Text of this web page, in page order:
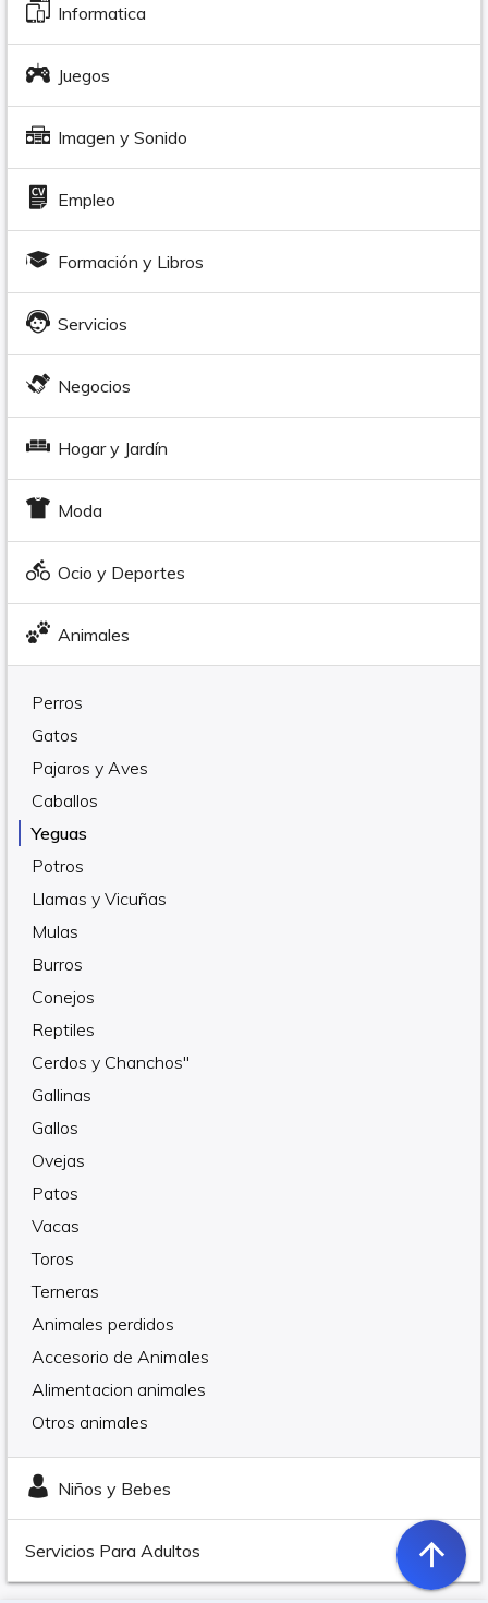
Informatica
Juegos
Imagen y Sonido
Empleo
Formación y Libros
Servicios
Negocios
Hogar y Jardín
Moda
Ocio y Deportes
Animales
Perros
Gatos
Pajaros y Aves
Caballos
Yeguas
Potros
Llamas y Vicuñas
Mulas
Burros
Conejos
Reptiles
Cerdos y Chanchos"
Gallinas
Gallos
Ovejas
Patos
Vacas
Toros
Terneras
Animales perdidos
Accesorio de Animales
Alimentacion animales
Otros animales
Niños y Bebes
Servicios Para Adultos arrow_upward